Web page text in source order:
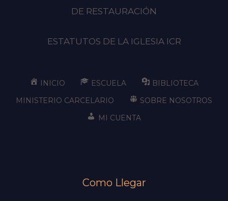
DE RESTAURACIÓN
ESTATUTOS DE LA IGLESIA ICR
INICIO ESCUELA
BIBLIOTECA
MINISTERIO CARCELARIO
SOBRE NOSOTROS
MI CUENTA
Como Llegar